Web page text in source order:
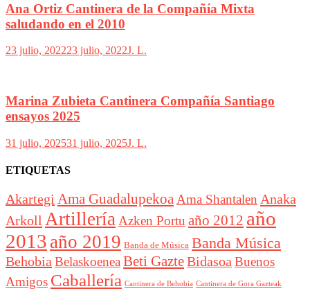
Ana Ortiz Cantinera de la Compañía Mixta
saludando en el 2010
23 julio, 202223 julio, 2022J. L.
Marina Zubieta Cantinera Compañía Santiago
ensayos 2025
31 julio, 202531 julio, 2025J. L.
ETIQUETAS
Akartegi Ama GuadalupekoaAma Shantalen Anaka
Arkoll ArtilleríaAzken Portu año 2012 año
2013 año 2019 Banda de Música Banda Música
BehobiaBelaskoeneaBeti GazteBidasoaBuenos
Amigos Caballería Cantinera de Behobia Cantinera de Gora Gazteak